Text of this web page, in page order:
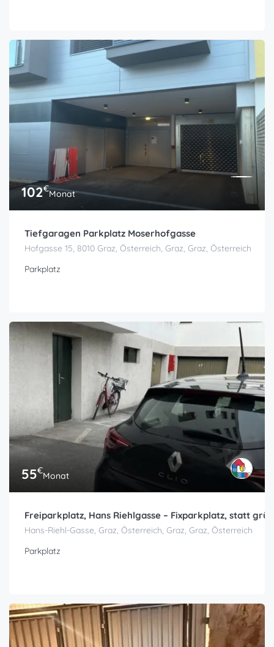
102€Monat
Tiefgaragen Parkplatz Moserhofgasse
Hofgasse 15, 8010 Graz, Österreich, Graz, Graz, Österreich
Parkplatz
55€Monat
Freiparkplatz, Hans Riehlgasse – Fixparkplatz, statt
Hans-Riehl-Gasse, Graz, Österreich, Graz, Graz, Österreich
Parkplatz